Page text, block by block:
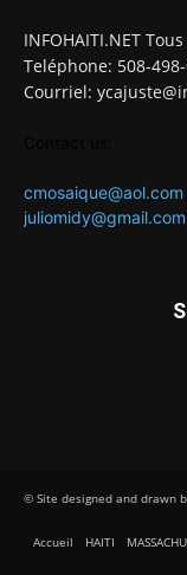
INFOHAITI.NET
Teléphone: 508-
Courriel:
cmosaique@aol.com
juliomidy@gmail.com
© Site designed and drawn
Accueil HAITI